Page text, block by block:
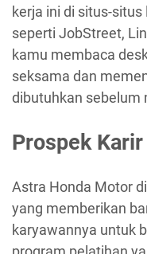
kerja ini di situs-
seperti JobStreet,
kamu membaca
seksama dan
dibutuhkan sebelum
Prospek
Astra Honda Motor
yang memberikan
karyawannya untuk